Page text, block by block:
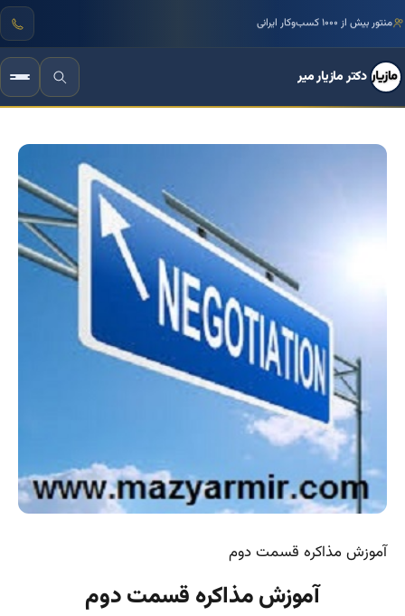
منتور بیش از ۱۰۰۰ کسب‌وکار ایرانی
دکتر مازیار میر
آموزش مذاکره قسمت دوم
آموزش مذاکره قسمت دوم